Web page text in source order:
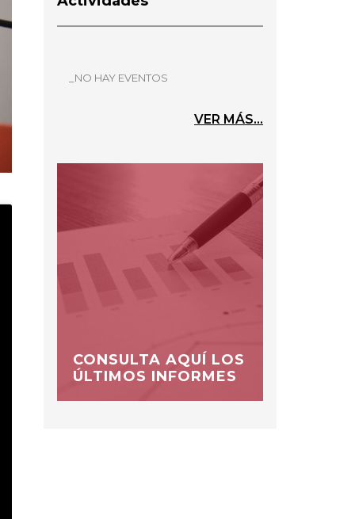
_NO HAY EVENTOS
VER MÁS...
CONSULTA AQUÍ LOS
ÚLTIMOS INFORMES